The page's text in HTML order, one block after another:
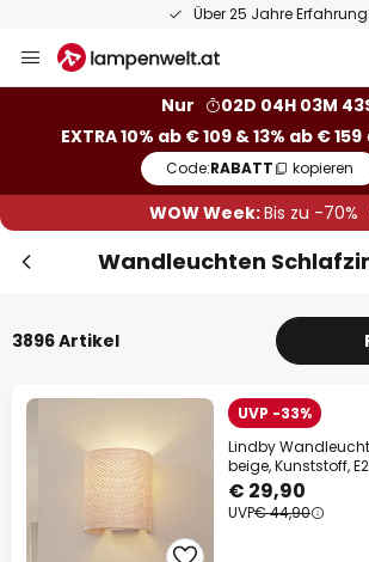
50 Tage Retoure
Inhalt
Nur
02D 04H 03M
EXTRA 10% ab € 109 & 13% ab € 159
Code:RABATT kopieren
WOW Week:Bis zu -70%
Wandleuchten
3896 Artikel
UVP -33%
Lindby
beige, Kunststoff,
€ 29,90
UVP€ 44,90
Extra-Rabatt
10% Rabattab €
13% Rabattab €
auf fast alles*
Ihr Code:RABATT
Jetzt einlösen
*Ausgenommene Hersteller